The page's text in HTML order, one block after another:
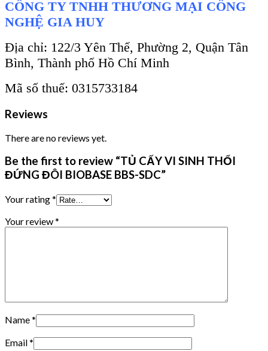
CÔNG TY TNHH THƯƠNG MẠI CÔNG
NGHỆ GIA HUY
Địa chỉ: 122/3 Yên Thế, Phường 2, Quận Tân
Bình, Thành phố Hồ Chí Minh
Mã số thuế: 0315733184
Reviews
There are no reviews yet.
Be the first to review “TỦ CẤY VI SINH THỔI
ĐỨNG ĐÔI BIOBASE BBS-SDC”
Your rating*
Your review*
Name*
Email*